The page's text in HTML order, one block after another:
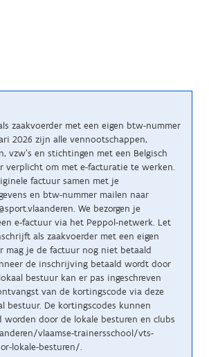
zaakvoerder met een eigen btw-nummer
2026 zijn alle vennootschappen,
vzw’s en stichtingen met een Belgisch
verplicht om met e-facturatie te werken.
factuur samen met je
en btw-nummer mailen naar
We bezorgen je
e-factuur via het Peppol-netwerk. Let
als zaakvoerder met een eigen
mag je de factuur nog niet betaald
de inschrijving betaald wordt door
bestuur kan er pas ingeschreven
van de kortingscode via deze
bestuur. De kortingscodes kunnen
worden door de lokale besturen en clubs
vlaamse-trainersschool/vts-
lokale-besturen/.